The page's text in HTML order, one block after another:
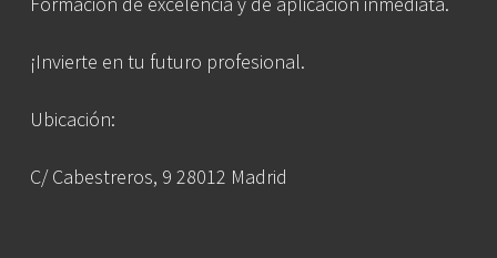
¡Invierte en tu futuro profesional.
Ubicación:
C/ Cabestreros, 9 28012 Madrid